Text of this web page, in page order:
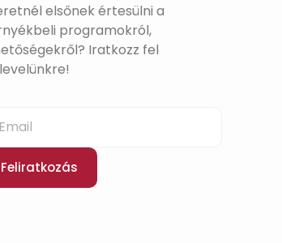
elsőnek értesülni a
programokról,
Iratkozz fel
Feliratkozás